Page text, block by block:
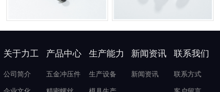
关于力工
公司简介
产品中心
五金冲压件
生产能力
生产设备
新闻资讯
新闻资讯
联系我们
联系方式